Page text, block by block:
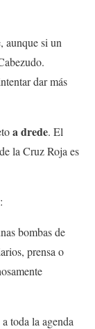
aunque si un
dar más
a drede. El
la Cruz Roja es
bombas de
prensa o
toda la agenda